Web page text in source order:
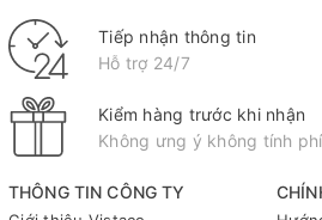
THÔNG TIN CÔNG TY
Tiếp nhận thông tin
Hỗ trợ 24/7
Kiểm hàng trước khi nhận
Không ưng ý không tính phí